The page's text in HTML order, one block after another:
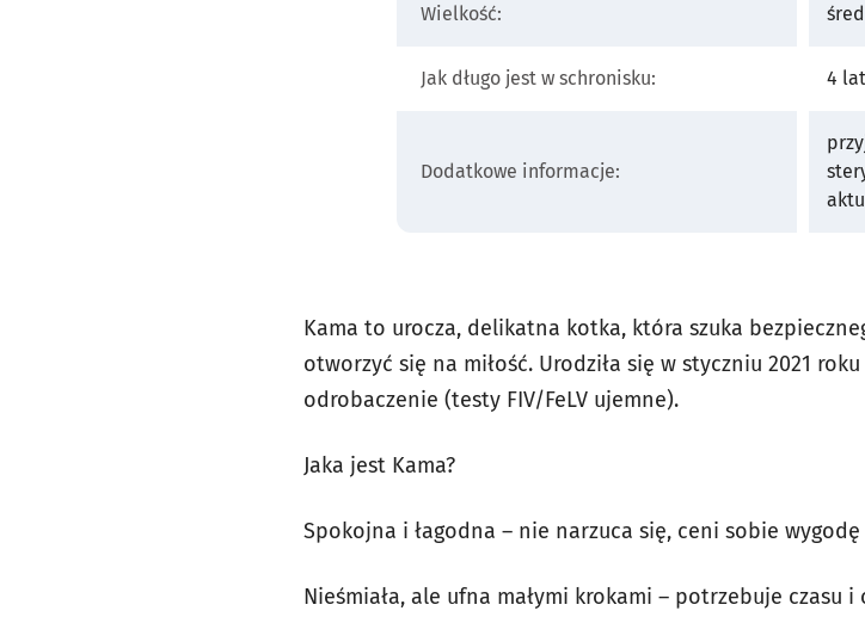
Wielkość:
Jak długo jest w schronisku: 4
Dodatkowe informacje:
Kama to urocza, delikatna kotka, która szuka
otworzyć się na miłość. Urodziła się w styczniu 2021
odrobaczenie (testy FIV/FeLV ujemne).
Jaka jest Kama?
Spokojna i łagodna – nie narzuca się, ceni sobie
Nieśmiała, ale ufna małymi krokami – potrzebuje czasu